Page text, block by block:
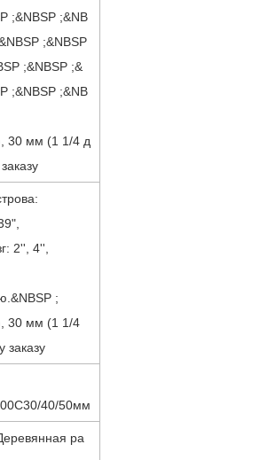
;&NBSP ;&NB
;&NBSP
;&NBSP ;&
;&NBSP ;&NB
30 мм (1 1/4 д
2'', 4'',
;
30 мм (1 1/4
заказу
40/50мм
ра